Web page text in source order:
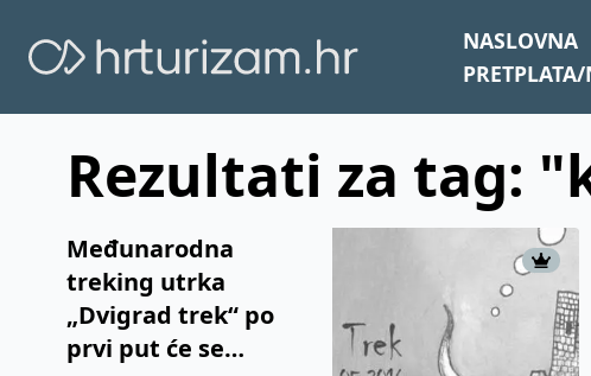
NASLOVNA
Rezultati za tag:
Međunarodna
treking utrka
„Dvigrad trek“ po
prvi put će se